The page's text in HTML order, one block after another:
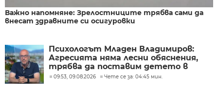
Важно напомняне: Зрелостниците трябва сами да
внесат здравните си осигуровки
Психологът Младен Владимиров:
Агресията няма лесни обяснения,
трябва да поставим детето в
центъра
09:53, 09.08.2026 Чете се за: 04:45 мин.